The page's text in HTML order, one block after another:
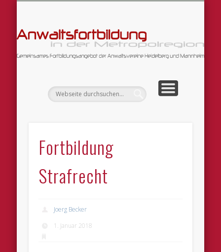
Fortbildung
Strafrecht
Joerg Becker
1. Januar 2018